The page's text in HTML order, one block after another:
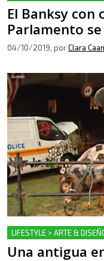
El Banksy con
Parlamento
04/10/2019, porClara
LIFESTYLE > ARTE &
Una antigua